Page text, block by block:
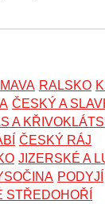
RALSKO
ČESKÝ A
A
ČESKÝ RÁJ
JIZERSKÉ A
PODYJÍ
STŘEDOHOŘÍ